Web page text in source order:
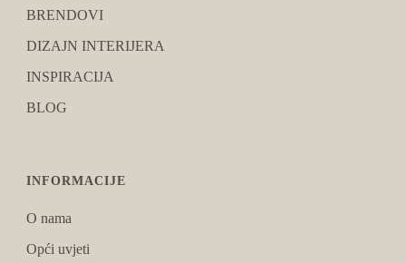
BRENDOVI
DIZAJN INTERIJERA
INSPIRACIJA
BLOG
INFORMACIJE
O nama
Opći uvjeti